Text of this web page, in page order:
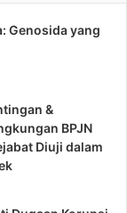
Genosida yang
&
BPJN
Diuji dalam